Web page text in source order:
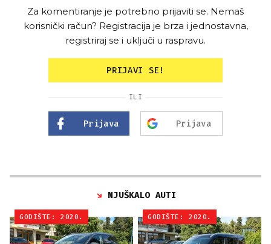
Za komentiranje je potrebno prijaviti se. Nemaš
korisnički račun? Registracija je brza i jednostavna,
registriraj se i uključi u raspravu.
PRIJAVI SE!
ILI
Prijava Prijava
NJUŠKALO AUTI
GODIŠTE: 2020. GODIŠTE: 2020.